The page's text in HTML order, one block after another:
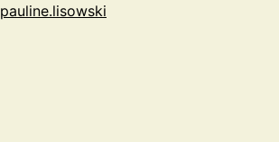
pauline.lisowski